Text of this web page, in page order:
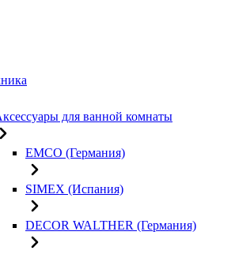
для ванной комнаты
EMCO (Германия)
SIMEX (Испания)
DECOR WALTHER (Германия)